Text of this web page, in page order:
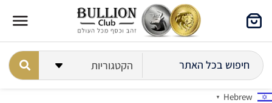
Hebrew
▼